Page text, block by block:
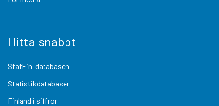
Hitta snabbt
StatFin-databasen
Statistikdatabaser
Finland i siffror